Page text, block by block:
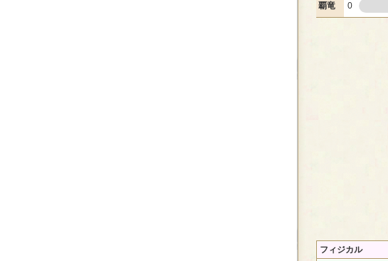
覇竜 0
フィジカル